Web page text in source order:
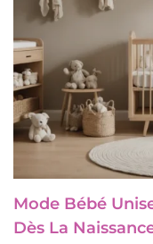
Mode Bébé
Dès La